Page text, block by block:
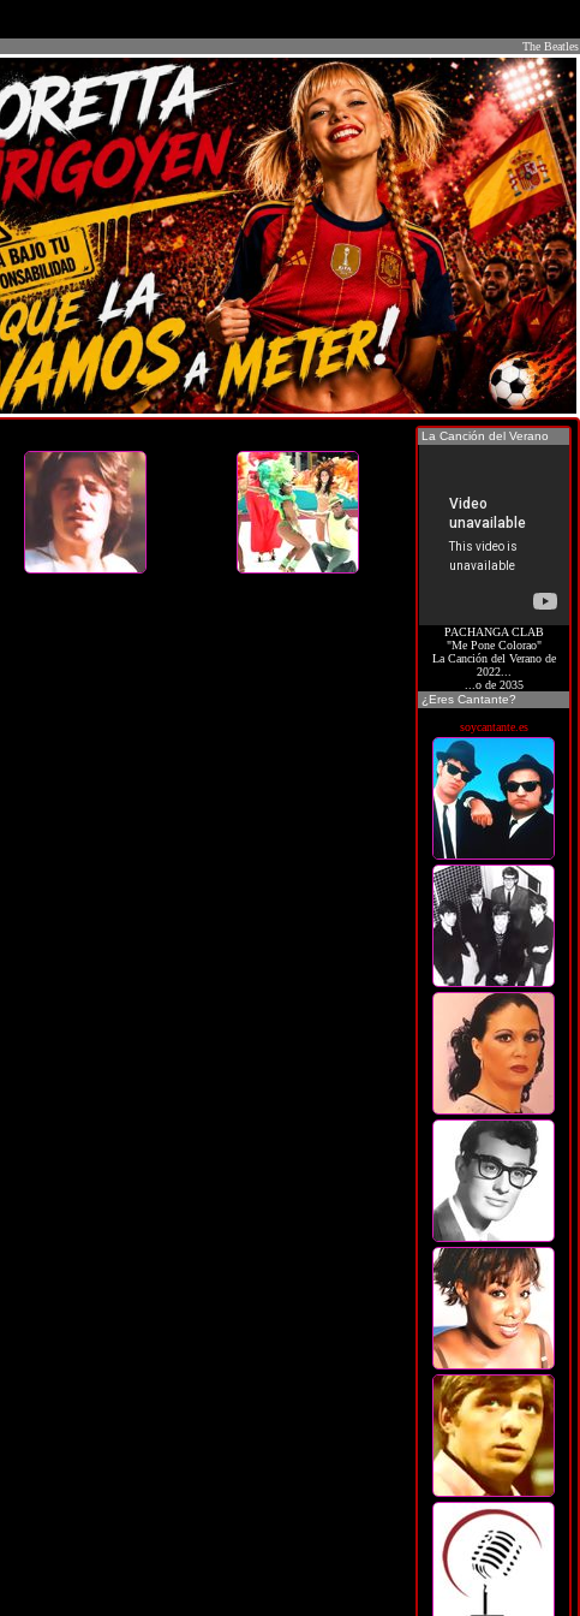
The Beatles
La Canción del Verano
PACHANGA CLAB
"Me Pone Colorao"
La Canción del Verano de
2022...
...o de 2035
¿Eres Cantante?
soycantante.es